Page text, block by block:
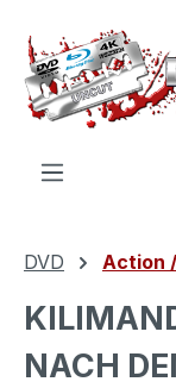
Zum Hauptinhalt
DVD Action
NACH